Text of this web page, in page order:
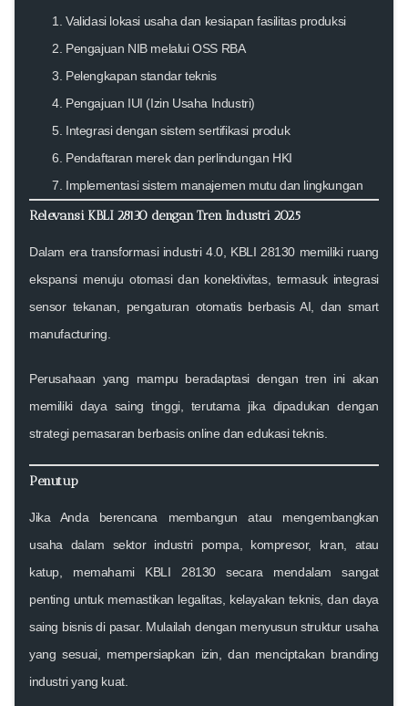
Validasi lokasi usaha dan kesiapan fasilitas produksi
Pengajuan NIB melalui OSS RBA
Pelengkapan standar teknis
Pengajuan IUI (Izin Usaha Industri)
Integrasi dengan sistem sertifikasi produk
Pendaftaran merek dan perlindungan HKI
Implementasi sistem manajemen mutu dan lingkungan
Relevansi KBLI 28130 dengan Tren Industri 2025
Dalam era transformasi industri 4.0, KBLI 28130 memiliki ruang
ekspansi menuju otomasi dan konektivitas, termasuk integrasi
sensor tekanan, pengaturan otomatis berbasis AI, dan smart
manufacturing.
Perusahaan yang mampu beradaptasi dengan tren ini akan
memiliki daya saing tinggi, terutama jika dipadukan dengan
strategi pemasaran berbasis online dan edukasi teknis.
Penutup
Jika Anda berencana membangun atau mengembangkan
usaha dalam sektor industri pompa, kompresor, kran, atau
katup , memahami KBLI 28130secara mendalam sangat
penting untuk memastikan legalitas, kelayakan teknis, dan daya
saing bisnis di pasar. Mulailah dengan menyusun struktur usaha
yang sesuai, mempersiapkan izin, dan menciptakan branding
industri yang kuat.